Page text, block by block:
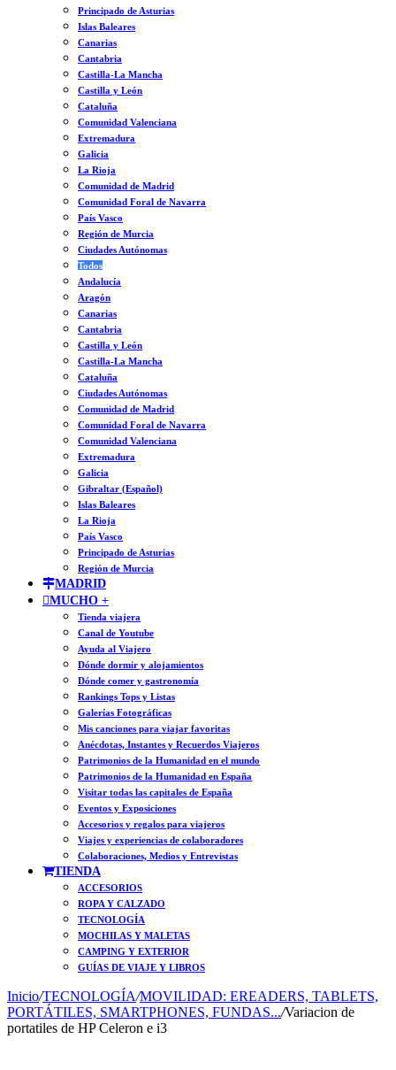
Principado de Asturias
Islas Baleares
Canarias
Cantabria
Castilla-La Mancha
Castilla y León
Cataluña
Comunidad Valenciana
Extremadura
Galicia
La Rioja
Comunidad de Madrid
Comunidad Foral de Navarra
País Vasco
Región de Murcia
Ciudades Autónomas
Todos
Andalucía
Aragón
Canarias
Cantabria
Castilla y León
Castilla-La Mancha
Cataluña
Ciudades Autónomas
Comunidad de Madrid
Comunidad Foral de Navarra
Comunidad Valenciana
Extremadura
Galicia
Gibraltar (Español)
Islas Baleares
La Rioja
País Vasco
Principado de Asturias
Región de Murcia
MADRID
MUCHO +
Tienda viajera
Canal de Youtube
Ayuda al Viajero
Dónde dormir y alojamientos
Dónde comer y gastronomía
Rankings Tops y Listas
Galerías Fotográficas
Mis canciones para viajar favoritas
Anécdotas, Instantes y Recuerdos Viajeros
Patrimonios de la Humanidad en el mundo
Patrimonios de la Humanidad en España
Visitar todas las capitales de España
Eventos y Exposiciones
Accesorios y regalos para viajeros
Viajes y experiencias de colaboradores
Colaboraciones, Medios y Entrevistas
TIENDA
ACCESORIOS
ROPA Y CALZADO
TECNOLOGÍA
MOCHILAS Y MALETAS
CAMPING Y EXTERIOR
GUÍAS DE VIAJE Y LIBROS
Inicio/TECNOLOGÍA/MOVILIDAD: EREADERS, TABLETS,
PORTÁTILES, SMARTPHONES, FUNDAS.../Variacion de
portatiles de HP Celeron e i3